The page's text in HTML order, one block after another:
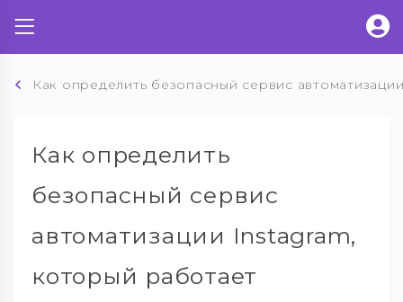
Как определить безопасный сервис
Как определить
безопасный сервис
автоматизации Instagram,
который работает